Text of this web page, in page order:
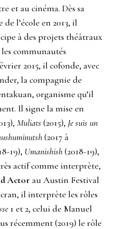
et au cinéma. Dès sa
de l’école en 2013, il
à des projets théâtraux
communautés
2015, il cofonde, avec
la compagnie de
organisme qu’il
Il signe la mise en
Muliats(2015), Je suis un
(2017 à
19), Umanishish(2018-19),
actif comme interprète,
Actor au Austin Festival
il interprète les rôles
1 et 2, celui de Manuel
récemment (2019) le rôle